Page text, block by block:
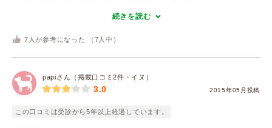
続きを読む
7 人が参考になった （ 7 人中）
papiさん（掲載口コミ2件・イヌ）
2015年05月投稿
3.0
この口コミは受診から5年以上経過しています。